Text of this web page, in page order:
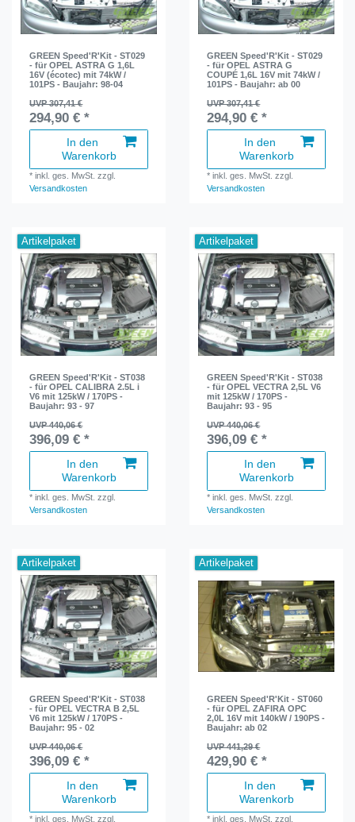
GREEN Speed'R'Kit - ST029
- für OPEL ASTRA G 1,6L
16V (écotec) mit 74kW /
101PS - Baujahr: 98-04
UVP 307,41 €
294,90 € *
In den
Warenkorb
*inkl. ges. MwSt. zzgl.
Versandkosten
GREEN Speed'R'Kit - ST029
- für OPEL ASTRA G
COUPÉ 1,6L 16V mit 74kW /
101PS - Baujahr: ab 00
UVP 307,41 €
294,90 € *
In den
Warenkorb
*inkl. ges. MwSt. zzgl.
Versandkosten
Artikelpaket
GREEN Speed'R'Kit - ST038
- für OPEL CALIBRA 2.5L i
V6 mit 125kW / 170PS -
Baujahr: 93 - 97
UVP 440,06 €
396,09 € *
In den
Warenkorb
*inkl. ges. MwSt. zzgl.
Versandkosten
Artikelpaket
GREEN Speed'R'Kit - ST038
- für OPEL VECTRA 2,5L V6
mit 125kW / 170PS -
Baujahr: 93 - 95
UVP 440,06 €
396,09 € *
In den
Warenkorb
*inkl. ges. MwSt. zzgl.
Versandkosten
Artikelpaket
GREEN Speed'R'Kit - ST038
- für OPEL VECTRA B 2,5L
V6 mit 125kW / 170PS -
Baujahr: 95 - 02
UVP 440,06 €
396,09 € *
In den
Warenkorb
*inkl. ges. MwSt. zzgl.
Artikelpaket
GREEN Speed'R'Kit - ST060
- für OPEL ZAFIRA OPC
2,0L 16V mit 140kW / 190PS -
Baujahr: ab 02
UVP 441,29 €
429,90 € *
In den
Warenkorb
*inkl. ges. MwSt. zzgl.